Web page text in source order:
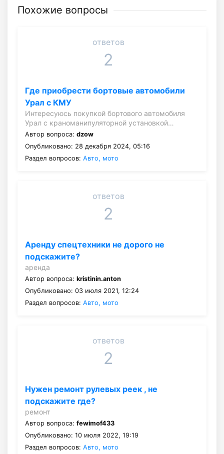
Похожие вопросы
ответов
2
Где приобрести бортовые автомобили
Урал с КМУ
Интересуюсь покупкой бортового автомобиля
Урал с краноманипуляторной установкой…
Автор вопроса: dzow
Опубликовано: 28 декабря 2024, 05:16
Раздел вопросов: Авто, мото
ответов
2
Аренду спецтехники не дорого не
подскажите?
аренда
Автор вопроса: kristinin.anton
Опубликовано: 03 июля 2021, 12:24
Раздел вопросов: Авто, мото
ответов
2
Нужен ремонт рулевых реек , не
подскажите где?
ремонт
Автор вопроса: fewimof433
Опубликовано: 10 июля 2022, 19:19
Раздел вопросов: Авто, мото